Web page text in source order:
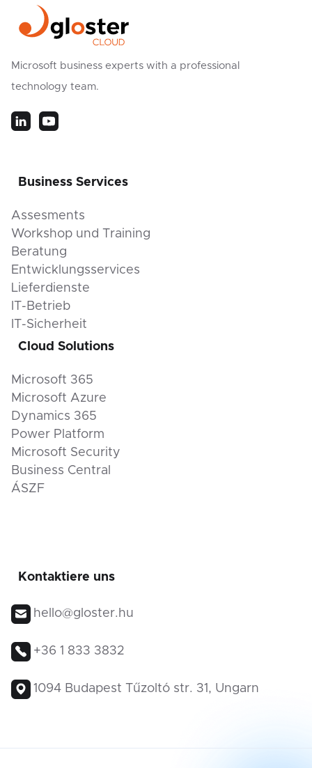
Microsoft business experts with a professional
technology team.
Business Services
Assesments
Workshop und Training
Beratung
Entwicklungsservices
Lieferdienste
IT-Betrieb
IT-Sicherheit
Cloud Solutions
Microsoft 365
Microsoft Azure
Dynamics 365
Power Platform
Microsoft Security
Business Central
ÁSZF
Kontaktiere uns
hello@gloster.hu
+36 1 833 3832
1094 Budapest Tűzoltó str. 31, Ungarn